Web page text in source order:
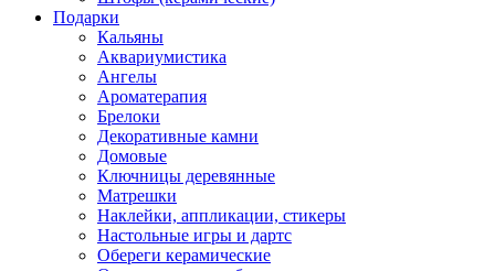
Подарки
Кальяны
Аквариумистика
Ангелы
Ароматерапия
Брелоки
Декоративные камни
Домовые
Ключницы деревянные
Матрешки
Наклейки, аппликации, стикеры
Настольные игры и дартс
Обереги керамические